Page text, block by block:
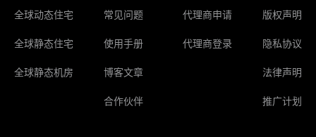
全球动态住宅
全球静态住宅
全球静态机房
常见问题
使用手册
博客文章
合作伙伴
代理商申请
代理商登录
版权声明
隐私协议
法律声明
推广计划